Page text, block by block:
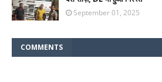
September 01, 2025
COMMENTS